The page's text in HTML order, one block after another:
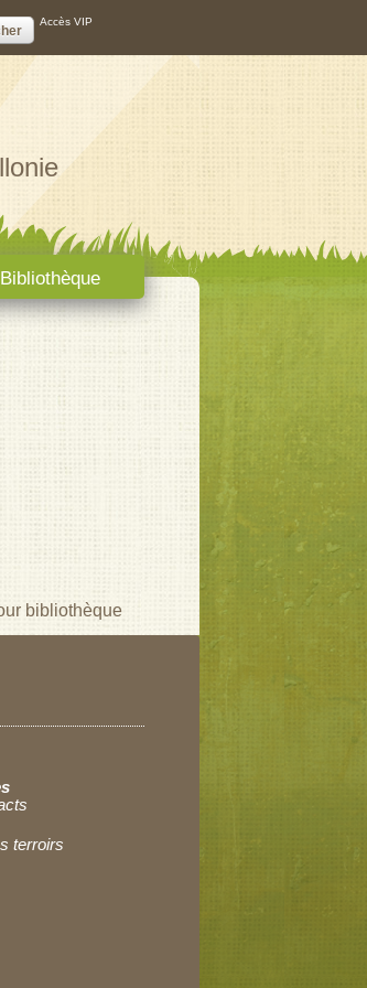
Accès VIP
Bibliothèque
bibliothèque
terroirs